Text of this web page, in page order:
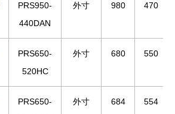
PRS950-
440DAN
外寸 980 470
PRS650-
520HC
外寸 680 550
PRS650-
外寸 684 554